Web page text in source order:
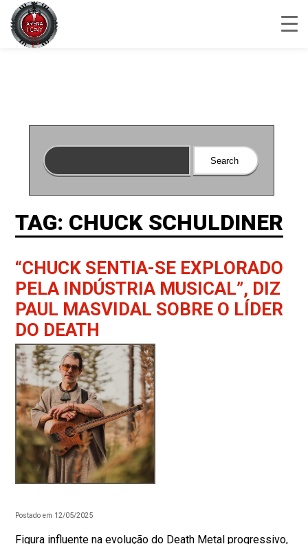
TAG: CHUCK SCHULDINER
“CHUCK SENTIA-SE EXPLORADO
PELA INDÚSTRIA MUSICAL”, DIZ
PAUL MASVIDAL SOBRE O LÍDER
DO DEATH
Postado em 12/05/2025
Figura influente na evolução do Death Metal progressivo,